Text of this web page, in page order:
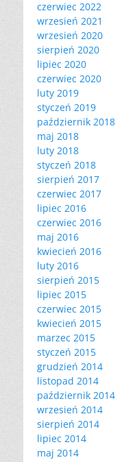
czerwiec 2022
wrzesień 2021
wrzesień 2020
sierpień 2020
lipiec 2020
czerwiec 2020
luty 2019
styczeń 2019
październik 2018
maj 2018
luty 2018
styczeń 2018
sierpień 2017
czerwiec 2017
lipiec 2016
czerwiec 2016
maj 2016
kwiecień 2016
luty 2016
sierpień 2015
lipiec 2015
czerwiec 2015
kwiecień 2015
marzec 2015
styczeń 2015
grudzień 2014
listopad 2014
październik 2014
wrzesień 2014
sierpień 2014
lipiec 2014
maj 2014